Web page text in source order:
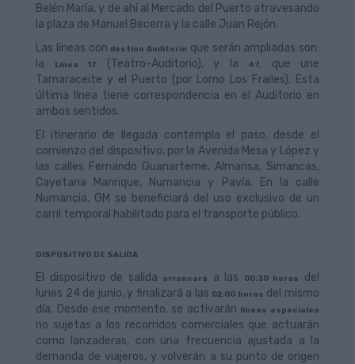
Belén María, y de ahí al Mercado del Puerto atravesando
la plaza de Manuel Becerra y la calle Juan Rejón.
Las líneas con destino Auditorio que serán ampliadas son:
la
Línea 17 (Teatro-Auditorio), y la 47,
que une
Tamaraceite y el Puerto (por Lomo Los Frailes). Esta
última línea tiene correspondencia en el Auditorio en
ambos sentidos.
El itinerario de llegada contempla el paso, desde el
comienzo del dispositivo, por la Avenida Mesa y López y
las calles Fernando Guanarteme, Almansa, Simancas,
Cayetana Manrique, Numancia y Pavía. En la calle
Numancia, GM se beneficiará del uso exclusivo de un
carril temporal habilitado para el transporte público.
DISPOSITIVO DE SALIDA
El dispositivo de salida arrancará a las 00:30 horas
del
lunes 24 de junio, y finalizará a las 02:00 horas del mismo
día. Desde ese momento, se activarán líneas especiales
no sujetas a los recorridos comerciales que actuarán
como lanzaderas, con una frecuencia ajustada a la
demanda de viajeros, y volverán a su punto de origen